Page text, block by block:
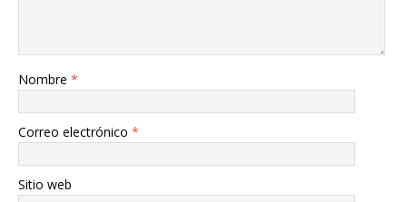
Nombre *
Correo electrónico *
Sitio web